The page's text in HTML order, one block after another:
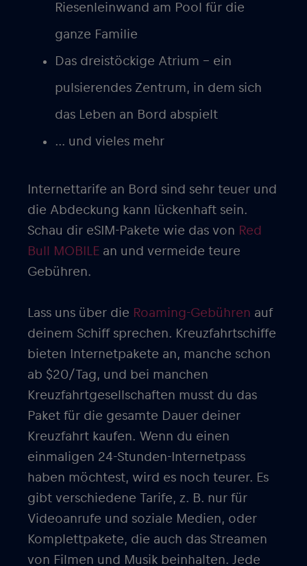
Riesenleinwand am Pool für die
ganze Familie
Das dreistöckige Atrium – ein
pulsierendes Zentrum, in dem sich
das Leben an Bord abspielt
… und vieles mehr
Internettarife an Bord sind sehr teuer und
die Abdeckung kann lückenhaft sein.
Schau dir eSIM-Pakete wie das von Red
Bull MOBILE an und vermeide teure
Gebühren.
Lass uns über die Roaming-Gebühren auf
deinem Schiff sprechen. Kreuzfahrtschiffe
bieten Internetpakete an, manche schon
ab $20/Tag, und bei manchen
Kreuzfahrtgesellschaften musst du das
Paket für die gesamte Dauer deiner
Kreuzfahrt kaufen. Wenn du einen
einmaligen 24-Stunden-Internetpass
haben möchtest, wird es noch teurer. Es
gibt verschiedene Tarife, z. B. nur für
Videoanrufe und soziale Medien, oder
Komplettpakete, die auch das Streamen
von Filmen und Musik beinhalten. Jede